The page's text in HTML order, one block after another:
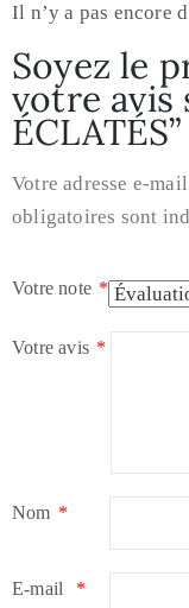
Il n’y a pas encore
Soyez le
votre avis
ÉCLATÉS”
Votre adresse e-
obligatoires sont
Votre note *
Votre avis *
Nom *
E-mail *